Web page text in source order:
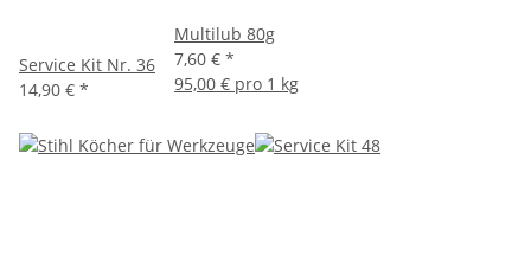
Service Kit Nr. 36
14,90 € *
Multilub 80g
7,60 € *
95,00 € pro 1 kg